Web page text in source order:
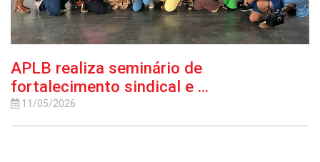
APLB realiza seminário de
fortalecimento sindical e ...
11/05/2026